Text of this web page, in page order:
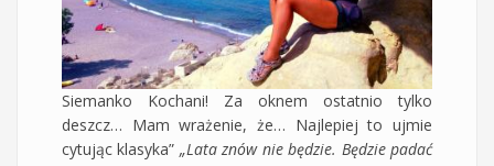
Siemanko Kochani! Za oknem ostatnio tylko
deszcz… Mam wrażenie, że… Najlepiej to ujmie
cytując klasyka” „Lata znów nie będzie. Będzie padać